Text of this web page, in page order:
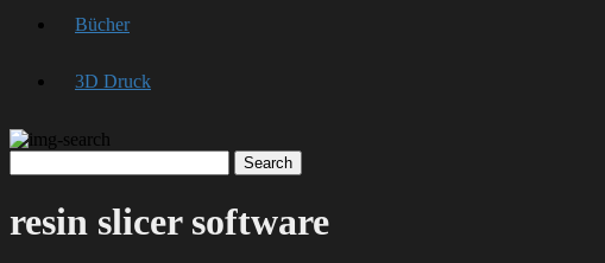
Bücher
3D Druck
resin slicer software